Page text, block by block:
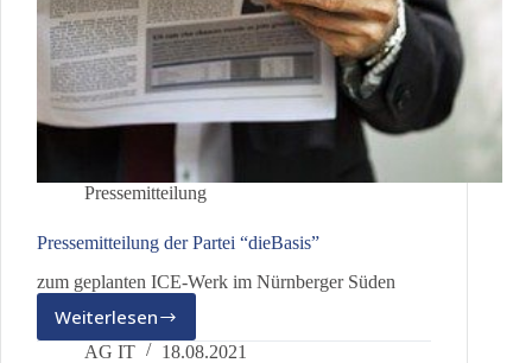
Pressemitteilung
Pressemitteilung der Partei “dieBasis”
zum geplanten ICE-Werk im Nürnberger Süden
WeiterlesenPressemitteilung
der
AG IT 18.08.2021